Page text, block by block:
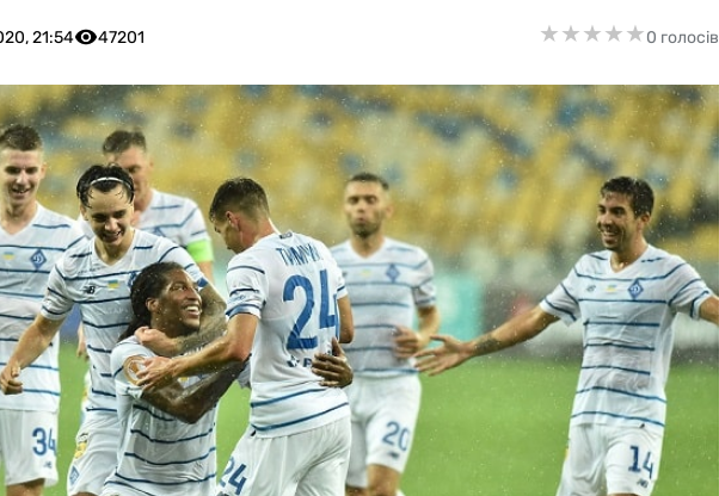
21:54 47201 ★★★★★
★★★★★0 голосів